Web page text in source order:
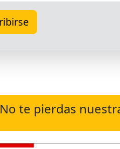
No te pierdas